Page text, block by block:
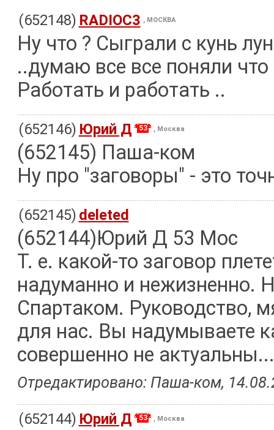
(652148) RADIOC3 , МОСКВА
Ну что ? Сыграли с кунь
..думаю все все поняли что
Работать и работать ..
(652146) Юрий Д 53 , Москва
(652145) Паша-ком
Ну про "заговоры" - это
(652145) deleted
(652144)Юрий Д 53 Мос
Т. е. какой-то заговор
надуманно и нежизненно.
Спартаком. Руководство,
для нас. Вы надумываете
совершенно не актуальны...
Отредактировано: Паша-ком,
(652144) Юрий Д 53 , Москва